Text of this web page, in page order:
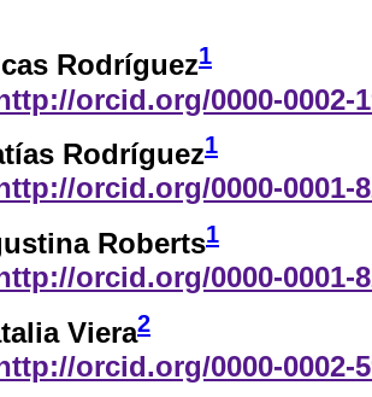
Rodríguez1
orcid.org/0000-0002-
Rodríguez1
orcid.org/0000-0001-
Roberts1
orcid.org/0000-0001-
Viera2
orcid.org/0000-0002-